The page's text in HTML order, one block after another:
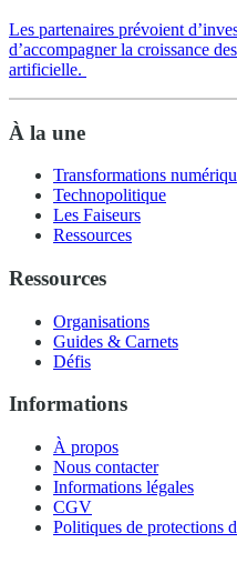
Les partenaires prévoient
d’accompagner la croissance
artificielle.
À la une
Transformations
Technopolitique
Les Faiseurs
Ressources
Ressources
Organisations
Guides & Carnets
Défis
Informations
À propos
Nous contacter
Informations légales
CGV
Politiques de protections